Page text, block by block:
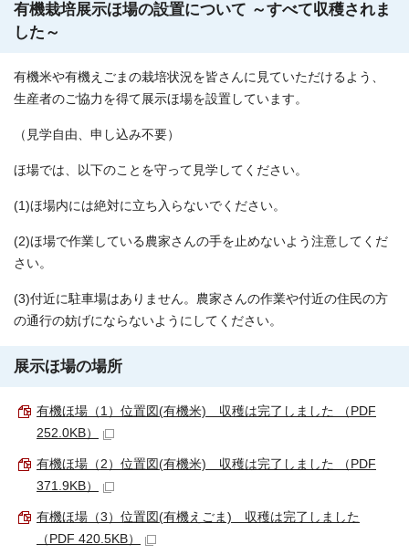
有機栽培展示ほ場の設置について ～すべて収穫されま
した～
有機米や有機えごまの栽培状況を皆さんに見ていただけるよう、
生産者のご協力を得て展示ほ場を設置しています。
（見学自由、申し込み不要）
ほ場では、以下のことを守って見学してください。
(1)ほ場内には絶対に立ち入らないでください。
(2)ほ場で作業している農家さんの手を止めないよう注意してくだ
さい。
(3)付近に駐車場はありません。農家さんの作業や付近の住民の方
の通行の妨げにならないようにしてください。
展示ほ場の場所
有機ほ場（1）位置図(有機米) 収穫は完了しました （PDF
252.0KB）
有機ほ場（2）位置図(有機米) 収穫は完了しました （PDF
371.9KB）
有機ほ場（3）位置図(有機えごま) 収穫は完了しました
（PDF 420.5KB）